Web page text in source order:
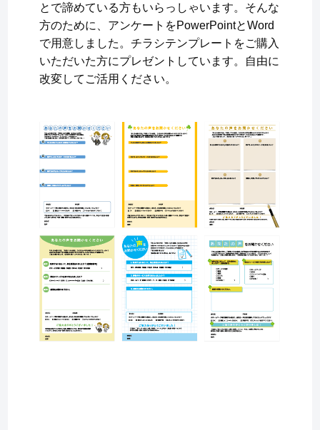
とで諦めている方もいらっしゃいます。そんな
方のために、アンケートをPowerPointとWord
で用意しました。チラシテンプレートをご購入
いただいた方にプレゼントしています。自由に
改変してご活用ください。